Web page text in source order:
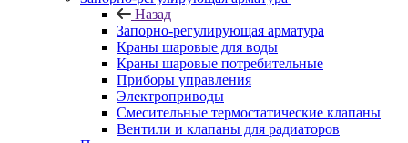
Назад
Запорно-регулирующая арматура
Краны шаровые для воды
Краны шаровые потребительные
Приборы управления
Электроприводы
Смесительные термостатические клапаны
Вентили и клапаны для радиаторов